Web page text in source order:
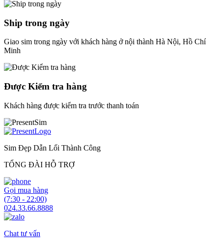
Ship trong ngày
Giao sim trong ngày với khách hàng ở nội thành Hà Nội, Hồ Chí
Minh
Được Kiểm tra hàng
Khách hàng được kiểm tra trước thanh toán
Sim Đẹp Dẫn Lối Thành Công
TỔNG ĐÀI HỖ TRỢ
Gọi mua hàng
(7:30 - 22:00)
024.33.66.8888
Chat tư vấn